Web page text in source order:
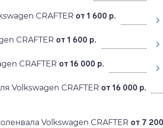
CRAFTER от 1 600 р.
CRAFTER от 1 600 р.
CRAFTER от 16 000 р.
Volkswagen CRAFTER от 16 000 р.
Volkswagen CRAFTER от 7